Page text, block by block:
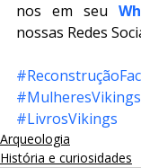
nos em seu
nossas Redes
#MulheresVikings
#LivrosVikings
Arqueologia
História e curiosidades